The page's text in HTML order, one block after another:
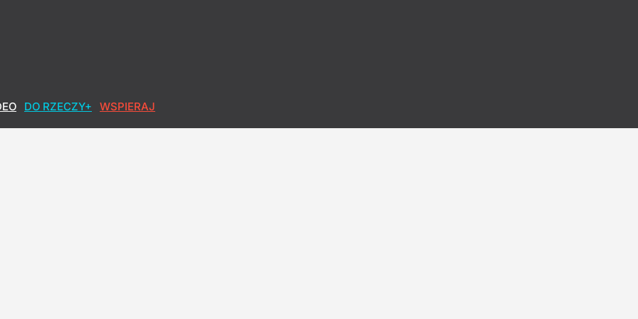
DO RZECZY+ WSPIERAJ
"Nic w tej sprawie się nie zmienia"